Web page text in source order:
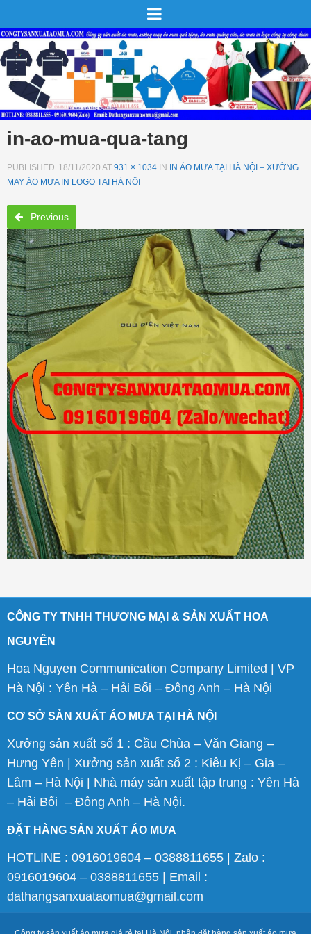
in-ao-mua-qua-tang
PUBLISHED 18/11/2020 AT 931 × 1034 IN IN ÁO MƯA TẠI HÀ NỘI – XƯỞNG
MAY ÁO MƯA IN LOGO TẠI HÀ NỘI
Previous
CÔNG TY TNHH THƯƠNG MẠI & SẢN XUẤT HOA
NGUYÊN
Hoa Nguyen Communication Company Limited | VP
Hà Nội : Yên Hà – Hải Bối – Đông Anh – Hà Nội
CƠ SỞ SẢN XUẤT ÁO MƯA TẠI HÀ NỘI
Xưởng sản xuất số 1 : Cầu Chùa – Văn Giang –
Hưng Yên | Xưởng sản xuất số 2 : Kiêu Kị – Gia –
Lâm – Hà Nội | Nhà máy sản xuất tập trung : Yên Hà
– Hải Bối – Đông Anh – Hà Nội.
ĐẶT HÀNG SẢN XUẤT ÁO MƯA
HOTLINE : 0916019604 – 0388811655 | Zalo :
0916019604 – 0388811655 | Email :
dathangsanxuataomua@gmail.com